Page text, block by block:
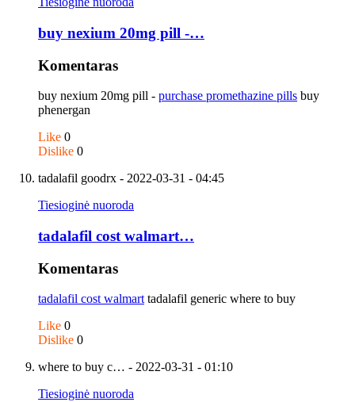
buy nexium 20mg pill -…
Komentaras
buy nexium 20mg pill - purchase promethazine pills buy
phenergan
Like 0
Dislike 0
tadalafil goodrx - 2022-03-31 - 04:45
Tiesioginė nuoroda
tadalafil cost walmart…
Komentaras
tadalafil cost walmarttadalafil generic where to buy
Like 0
Dislike 0
where to buy c… - 2022-03-31 - 01:10
Tiesioginė nuoroda